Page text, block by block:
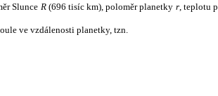
Slunce R(696 tisíc km), poloměr planetky r, teplotu
ve vzdálenosti planetky, tzn.